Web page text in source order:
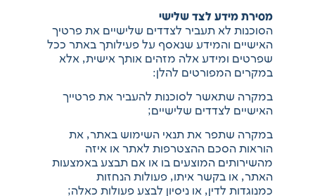
מסירת מידע לצד שלישי
הסוכנות לא תעביר לצדדים שלישיים את פרטיך
האישיים והמידע שנאסף על פעילותך באתר ככל
שפרטים ומידע אלה מזהים אותך אישית, אלא
במקרים המפורטים להלן:
במקרה שתאשר לסוכנות להעביר את פרטייך
האישיים לצדדים שלישיים;
במקרה שתפר את תנאי השימוש באתר, את
הוראות הסכם ההצטרפות לאתר או איזה
מהשירותים המוצעים בו או אם תבצע באמצעות
האתר, או בקשר איתו, פעולות הנחזות
כמנוגדות לדין, או ניסיון לבצע פעולות כאלה;